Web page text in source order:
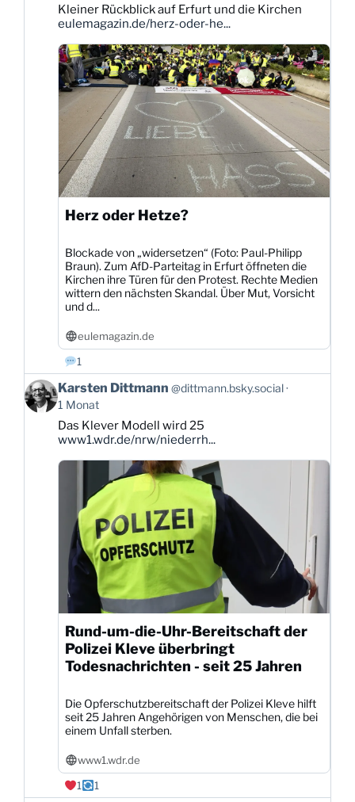
Dittmann
Bluesky
ansehen
Kleiner Rückblick auf Erfurt und die Kirchen
eulemagazin.de/herz-oder-he...
Herz oder Hetze?
Blockade von „widersetzen“ (Foto: Paul-Philipp
Braun). Zum AfD-Parteitag in Erfurt öffneten die
Kirchen ihre Türen für den Protest. Rechte Medien
wittern den nächsten Skandal. Über Mut, Vorsicht
und d...
eulemagazin.de
1
Beitrag
von
Karsten
Dittmann
Bluesky
Karsten Dittmann @dittmann.bsky.social
1 Monat
Das Klever Modell wird 25
www1.wdr.de/nrw/niederrh...
Rund-um-die-Uhr-Bereitschaft der
Polizei Kleve überbringt
Todesnachrichten - seit 25 Jahren
Die Opferschutzbereitschaft der Polizei Kleve hilft
seit 25 Jahren Angehörigen von Menschen, die bei
einem Unfall sterben.
www1.wdr.de
1
1